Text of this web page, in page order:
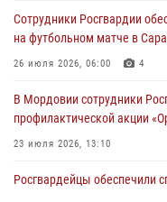
В Саранске росгвардейцы
«отдых» на лавочке
04 августа 2026, 07:06
Сотрудники Росгвардии
на футбольном матче в
26 июля 2026, 06:00 4
В Мордовии сотрудники
профилактической акции
23 июля 2026, 13:10
Росгвардейцы обеспечили